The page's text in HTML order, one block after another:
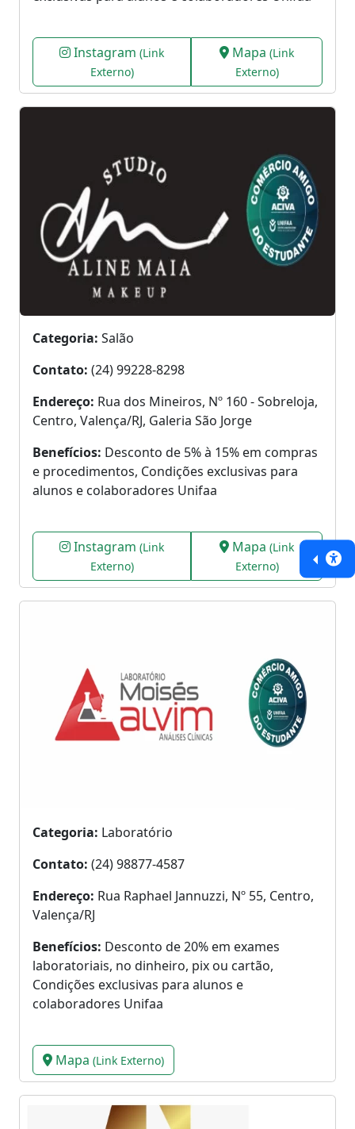
Instagram(Link
Externo)
Mapa(Link
Externo)
Categoria: Salão
Contato: (24) 99228-8298
Endereço: Rua dos Mineiros, Nº 160 - Sobreloja,
Centro, Valença/RJ, Galeria São Jorge
Benefícios: Desconto de 5% à 15% em compras
e procedimentos, Condições exclusivas para
alunos e colaboradores Unifaa
Instagram(Link
Externo)
Mapa(Link
Externo)
Categoria: Laboratório
Contato: (24) 98877-4587
Endereço: Rua Raphael Jannuzzi, Nº 55, Centro,
Valença/RJ
Benefícios: Desconto de 20% em exames
laboratoriais, no dinheiro, pix ou cartão,
Condições exclusivas para alunos e
colaboradores Unifaa
Mapa (Link Externo)